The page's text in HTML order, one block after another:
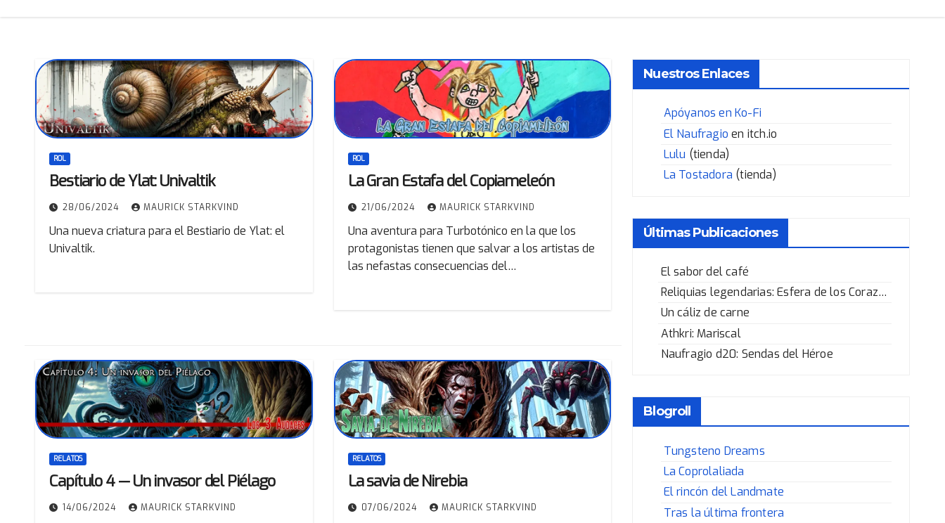
ROL
Bestiario de Ylat: Univaltik
28/06/2024 MAURICK STARKVIND
Una nueva criatura para el Bestiario de Ylat: el
Univaltik.
ROL
La Gran Estafa del Copiameleón
21/06/2024 MAURICK STARKVIND
Una aventura para Turbotónico en la que los
protagonistas tienen que salvar a los artistas de
las nefastas consecuencias del…
RELATOS
Capítulo 4 — Un invasor del Piélago
14/06/2024 MAURICK STARKVIND
RELATOS
La savia de Nirebia
07/06/2024 MAURICK STARKVIND
Nuestros Enlaces
Apóyanos en Ko-Fi
El Naufragio en itch.io
Lulu (tienda)
La Tostadora (tienda)
Últimas Publicaciones
El sabor del café
Reliquias legendarias: Esfera de los Corazones Rotos
Un cáliz de carne
Athkri: Mariscal
Naufragio d20: Sendas del Héroe
Blogroll
Tungsteno Dreams
La Coprolaliada
El rincón del Landmate
Tras la última frontera